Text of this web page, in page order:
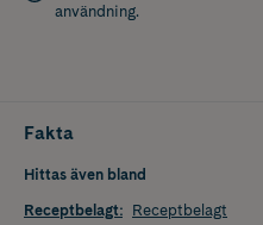
användning.
Fakta
Hittas även bland
Receptbelagt: Receptbelagt